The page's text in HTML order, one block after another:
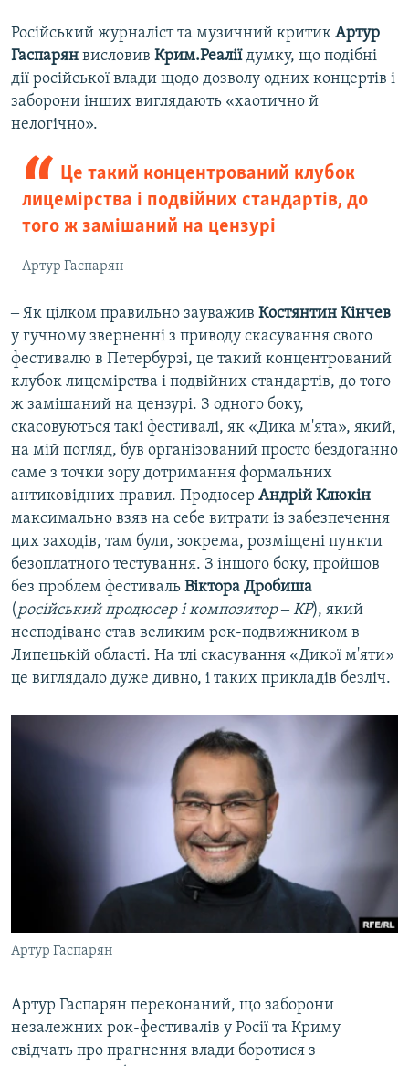
Російський журналіст та музичний критик Артур
Гаспарян висловив Крим.Реаліїдумку, що подібні
дії російської влади щодо дозволу одних концертів і
заборони інших виглядають «хаотично й
нелогічно».
Це такий концентрований клубок
лицемірства і подвійних стандартів, до
того ж замішаний на цензурі
Артур Гаспарян
‒ Як цілком правильно зауважив Костянтин Кінчев
у гучному зверненні з приводу скасування свого
фестивалю в Петербурзі, це такий концентрований
клубок лицемірства і подвійних стандартів, до того
ж замішаний на цензурі. З одного боку,
скасовуються такі фестивалі, як «Дика м'ята», який,
на мій погляд, був організований просто бездоганно
саме з точки зору дотримання формальних
антиковідних правил. Продюсер Андрій Клюкін
максимально взяв на себе витрати із забезпечення
цих заходів, там були, зокрема, розміщені пункти
безоплатного тестування. З іншого боку, пройшов
без проблем фестиваль Віктора Дробиша
(російський продюсер і композитор ‒ КР), який
несподівано став великим рок-подвижником в
Липецькій області. На тлі скасування «Дикої м'яти»
це виглядало дуже дивно, і таких прикладів безліч.
Артур Гаспарян
Артур Гаспарян переконаний, що заборони
незалежних рок-фестивалів у Росії та Криму
свідчать про прагнення влади боротися з